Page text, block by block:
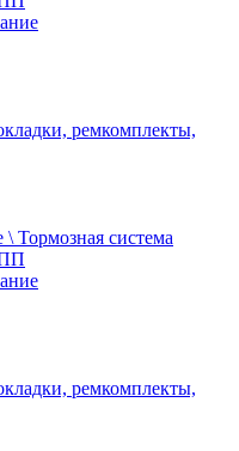
ремкомплекты,
\ Тормозная система
ремкомплекты,